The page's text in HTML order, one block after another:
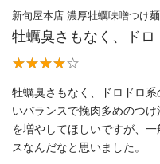
新旬屋本店 濃厚牡蠣味噌つけ麺
牡蠣臭さもなく、ドロ
牡蠣臭さもなく、ドロドロ
いバランスで挽肉多めのつ
を増やしてほしいですが、
スなんだなと思いました。